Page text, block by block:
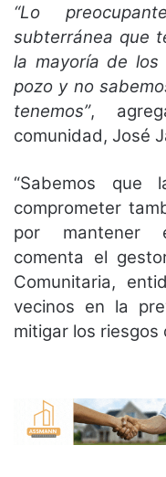
“Lo
subterránea que
la mayoría de los
pozo y no
tenemos”,
comunidad, José
“Sabemos que
comprometer
por mantener
comenta el
Comunitaria,
vecinos en la
mitigar los riesgos